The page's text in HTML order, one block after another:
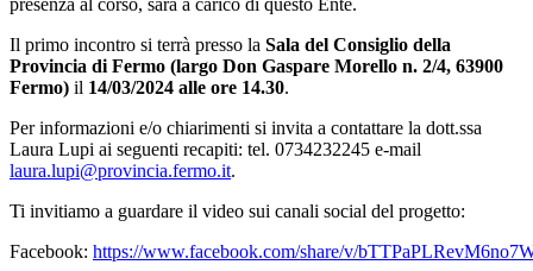
Il primo incontro si terrà presso la Sala del Consiglio della
Provincia di Fermo (largo Don Gaspare Morello n. 2/4, 63900
Fermo) il 14/03/2024 alle ore 14.30.
Per informazioni e/o chiarimenti si invita a contattare la dott.ssa
Laura Lupi ai seguenti recapiti: tel. 0734232245 e-mail
laura.lupi@provincia.fermo.it.
Ti invitiamo a guardare il video sui canali social del progetto:
Facebook: https://www.facebook.com/share/v/